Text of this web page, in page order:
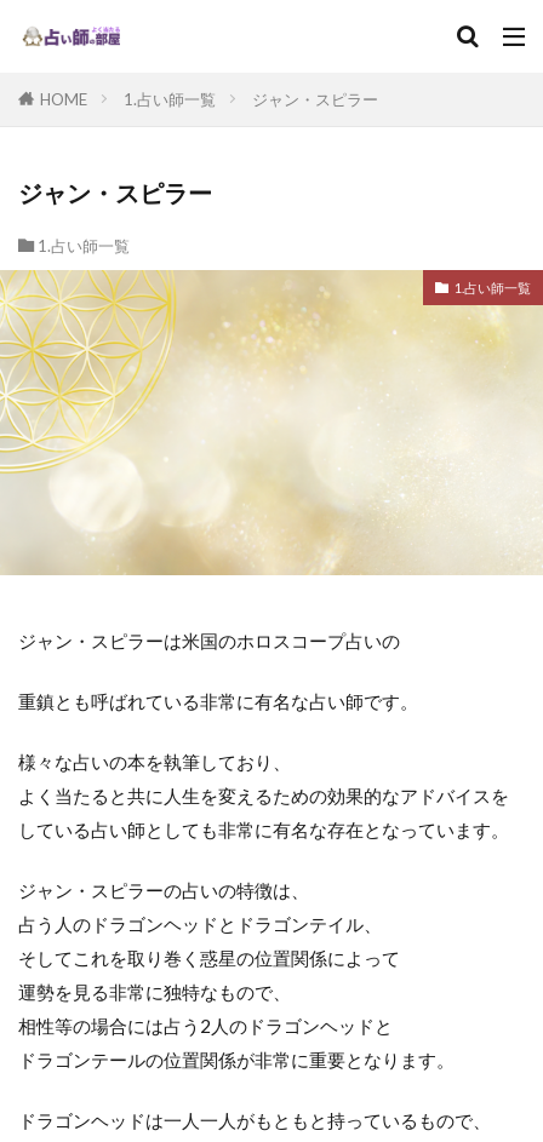
HOME 1.占い師一覧 ジャン・スピラー
ジャン・スピラー
1.占い師一覧
1.占い師一覧
ジャン・スピラーは米国のホロスコープ占いの
重鎮とも呼ばれている非常に有名な占い師です。
様々な占いの本を執筆しており、
よく当たると共に人生を変えるための効果的なアドバイスを
している占い師としても非常に有名な存在となっています。
ジャン・スピラーの占いの特徴は、
占う人のドラゴンヘッドとドラゴンテイル、
そしてこれを取り巻く惑星の位置関係によって
運勢を見る非常に独特なもので、
相性等の場合には占う2人のドラゴンヘッドと
ドラゴンテールの位置関係が非常に重要となります。
ドラゴンヘッドは一人一人がもともと持っているもので、